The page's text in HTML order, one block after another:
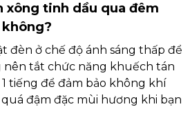
xông tinh dầu qua đêm
đèn ở chế độ ánh sáng thấp để
nên tắt chức năng khuếch tán
tiếng để đảm bảo không khí
đậm đặc mùi hương khi bạn